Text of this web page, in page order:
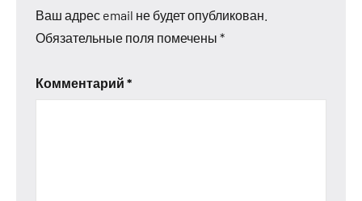
Ваш адрес email не будет опубликован.
Обязательные поля помечены *
Комментарий *